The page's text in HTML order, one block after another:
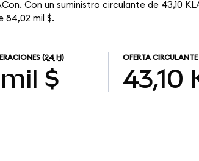
Con un suministro circulante de 43,10
84,02 mil $.
(24 H)
mil $
OFERTA CIRCULANTE
43,10